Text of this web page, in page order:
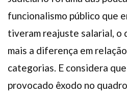
funcionalismo público que
tiveram reajuste salarial, o
mais a diferença em
categorias. E considera
provocado êxodo no